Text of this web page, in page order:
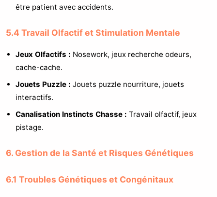
être patient avec accidents.
5.4 Travail Olfactif et Stimulation Mentale
Jeux Olfactifs : Nosework, jeux recherche odeurs,
cache-cache.
Jouets Puzzle : Jouets puzzle nourriture, jouets
interactifs.
Canalisation Instincts Chasse : Travail olfactif, jeux
pistage.
6. Gestion de la Santé et Risques Génétiques
6.1 Troubles Génétiques et Congénitaux